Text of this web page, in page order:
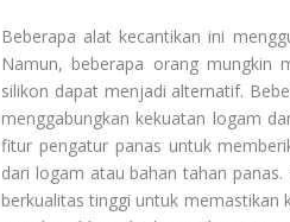
Beberapa alat kecantikan ini
Namun, beberapa orang mungkin
silikon dapat menjadi alternatif.
menggabungkan kekuatan logam
fitur pengatur panas untuk
dari logam atau bahan tahan
berkualitas tinggi untuk memastikan